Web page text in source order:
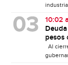
10:02
pesos
Al